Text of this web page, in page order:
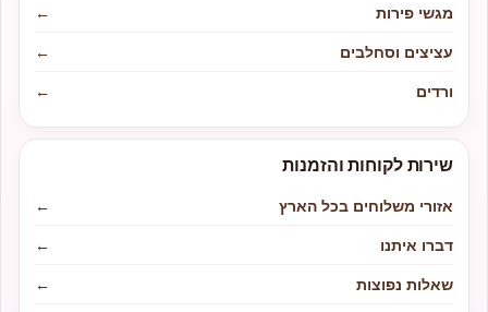
מגשי פירות
←
עציצים וסחלבים
←
ורדים
←
שירות לקוחות והזמנות
אזורי משלוחים בכל הארץ
←
דברו איתנו
←
שאלות נפוצות
←